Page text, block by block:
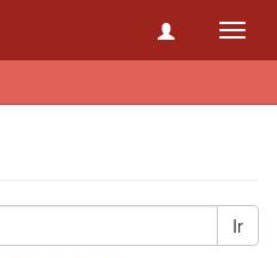
Ir